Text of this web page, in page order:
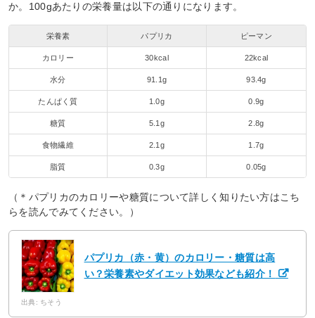
か。100gあたりの栄養量は以下の通りになります。
栄養素 パプリカ ピーマン
カロリー 30kcal 22kcal
水分 91.1g 93.4g
たんぱく質 1.0g 0.9g
糖質 5.1g 2.8g
食物繊維 2.1g 1.7g
脂質 0.3g 0.05g
（＊パプリカのカロリーや糖質について詳しく知りたい方はこち
らを読んでみてください。）
パプリカ（赤・黄）のカロリー・糖質は高
い？栄養素やダイエット効果なども紹介！
出典: ちそう